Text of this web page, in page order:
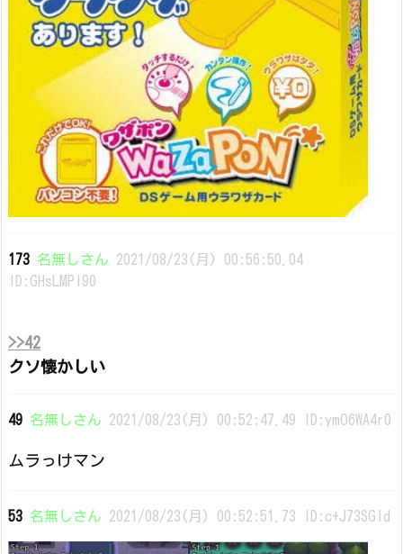
173 名無しさん 2021/08/23(月) 00:56:50.04
ID:GHsLMPI90
>>42
クソ懐かしい
49 名無しさん 2021/08/23(月) 00:52:47.49 ID:ymO6WA4r0
ムラっけマン
53 名無しさん 2021/08/23(月) 00:52:51.73 ID:c+J73SGId